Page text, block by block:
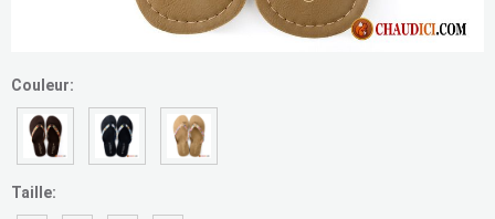
Couleur:
Taille: